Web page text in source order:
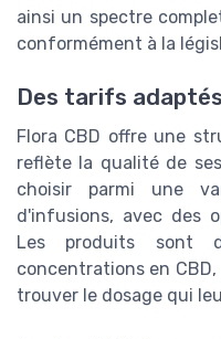
ainsi un spectre
conformément à la
Des tarifs
Flora CBD offre une
reflète la qualité de
choisir parmi une
d'infusions, avec des
Les produits sont
concentrations en
trouver le dosage qui